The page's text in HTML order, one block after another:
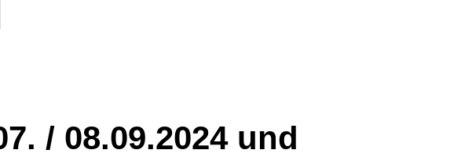
WOCHENENDE 28. / 29.09.2024“
/ 08.09.2024 und